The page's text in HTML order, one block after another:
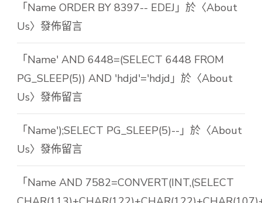
「Name ORDER BY 8397-- EDEJ」於〈About
Us〉發佈留言
「Name' AND 6448=(SELECT 6448 FROM
PG_SLEEP(5)) AND 'hdjd'='hdjd」於〈About
Us〉發佈留言
「Name');SELECT PG_SLEEP(5)--」於〈About
Us〉發佈留言
「Name AND 7582=CONVERT(INT,(SELECT